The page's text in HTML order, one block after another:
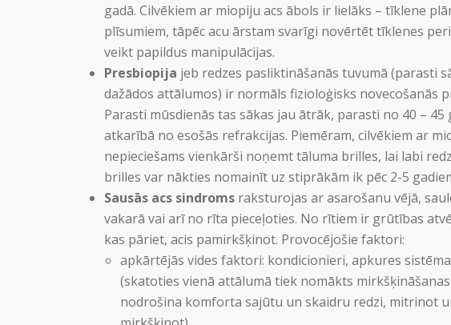
gadā. Cilvēkiem ar miopiju acs ābols ir lielāks – tīklene
plīsumiem, tāpēc acu ārstam svarīgi novērtēt tīklenes
veikt papildus manipulācijas.
Presbiopija jeb redzes pasliktināšanās tuvumā (parasti
dažādos attālumos) ir normāls fizioloģisks novecošanās
Parasti mūsdienās tas sākas jau ātrāk, parasti no 40 –
atkarībā no esošās refrakcijas. Piemēram, cilvēkiem ar
nepieciešams vienkārši noņemt tāluma brilles, lai labi
brilles var nākties nomainīt uz stiprākām ik pēc 2-5
Sausās acs sindromsraksturojas ar asarošanu vējā,
vakarā vai arī no rīta pieceļoties. No rītiem ir grūtības
kas pāriet, acis pamirkšķinot. Provocējošie faktori:
apkārtējās vides faktori: kondicionieri, apkures
(skatoties vienā attālumā tiek nomākts
nodrošina komforta sajūtu un skaidru redzi, mitrinot